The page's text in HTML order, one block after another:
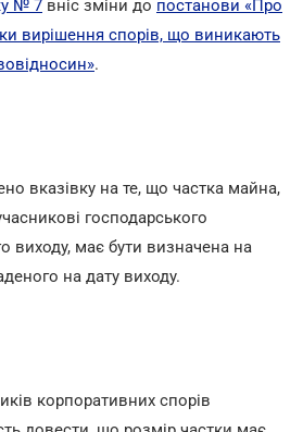
№ 7 вніс зміни до постанови «Про
вирішення спорів, що виникають
.
вказівку на те, що частка майна,
господарського
виходу, має бути визначена на
на дату виходу.
корпоративних спорів